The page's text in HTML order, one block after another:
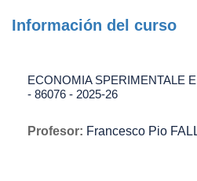
Información del curso
ECONOMIA SPERIMENTALE
- 86076 - 2025-26
Profesor: Francesco Pio